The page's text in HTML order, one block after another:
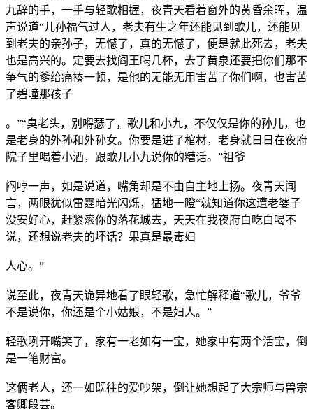
九辞的手，一手与轻歌相握，夜青天看着窗外的黄昏余晖，温
声说道“儿孙福气过人，老夫有生之年还能见到歌儿，还能见
到老夫的亲孙子，无憾了，真的无憾了，便是就此死去，老夫
也是高兴的。定要去找阎王喝几杯，去了黄泉还要把你们那不
争气的爹给痛揍一顿，是他的无能无用害苦了你们啊，也害苦
了碧瞳那孩子
。”“臭老头，别嘚瑟了，歌儿和小九，不仅仅是你的孙儿，也
是老身的外孙和外孙女。你要是进了棺材，老身就日日在夜府
院子里喝着小酒，跟歌儿小九说你的糟话。”祖爷
闷哼一声，如是说道，嘴角却是不由自主地上扬。夜青天闻
言，两眼犹似雷霆暗光闪烁，猛地一瞪“就知道你这遭老婆子
没安好心，赶紧滚你的落花城去，天天在我夜府白吃白喝不
说，还想说老夫的坏话？果真是最毒妇
人心。”
说至此，夜青天诡异地看了眼轻歌，急忙解释道“歌儿，爷爷
不是说你，你还是个小姑娘，不是妇人。”
轻歌咧开嘴笑了，家有一老如有一宝，她家中有两个活宝，倒
是一笔财富。
这俩老人，还一如既往的爱吵架，倒让她想起了大宗师与兽宗
客卿段芸。